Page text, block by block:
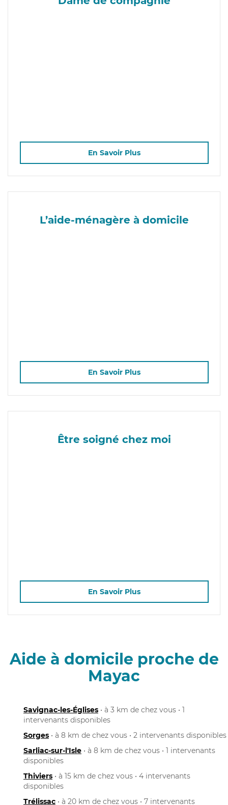
En Savoir Plus
L’aide-ménagère à domicile
En Savoir Plus
Être soigné chez moi
En Savoir Plus
Aide à domicile proche de
Mayac
Savignac-les-Églises • à 3 km de chez vous • 1
intervenants disponibles
Sorges • à 8 km de chez vous • 2 intervenants disponibles
Sarliac-sur-l'Isle • à 8 km de chez vous • 1 intervenants
disponibles
Thiviers • à 15 km de chez vous • 4 intervenants
disponibles
Trélissac • à 20 km de chez vous • 7 intervenants